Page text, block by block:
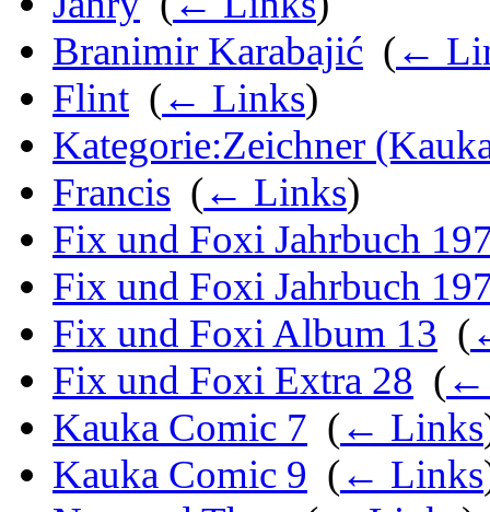
Branimir Karabajić (←
Flint (← Links)
Kategorie:Zeichner
Francis (← Links)
Fix und Foxi Jahrbuch
Fix und Foxi Jahrbuch
Fix und Foxi Album 13 (
Fix und Foxi Extra 28 (←
Kauka Comic 7 (← Links
Kauka Comic 9 (← Links